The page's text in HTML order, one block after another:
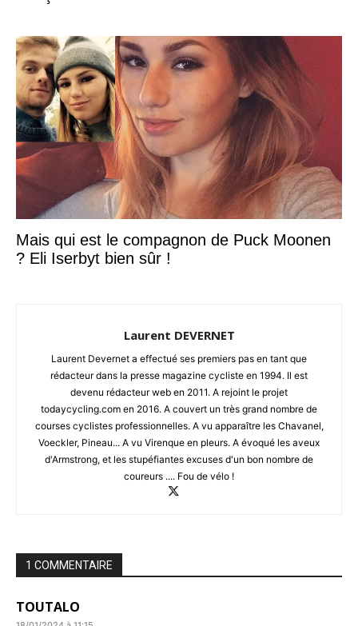
Mais qui est le compagnon de Puck Moonen
? Eli Iserbyt bien sûr !
Laurent DEVERNET
Laurent Devernet a effectué ses premiers pas en tant que
rédacteur dans la presse magazine cycliste en 1994. Il est
devenu rédacteur web en 2011. A rejoint le projet
todaycycling.com en 2016. A couvert un très grand nombre de
courses cyclistes professionnelles. A vu apparaître les Chavanel,
Voeckler, Pineau... A vu Virenque en pleurs. A évoqué les aveux
d'Armstrong, et les stupéfiantes excuses d'un bon nombre de
coureurs .... Fou de vélo !
1 COMMENTAIRE
TOUTALO